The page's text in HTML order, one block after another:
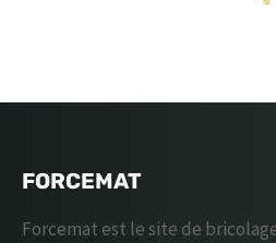
FORCEMAT
Forcemat est le site de